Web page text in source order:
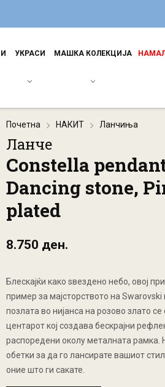
УКРАСИ МАШКА КОЛЕКЦИЈА
Почетна НАКИТ Ланчиња
Ланче
Constella
Dancing stone,
plated
8.750 ден.
Блескајќи како ѕвездено небо, овој
пример за мајсторството на Swarovski
позлата во нијанса на розово злато
центарот кој создава бескрајни
распоредени околу металната рамка.
обетки за да го лансирате вашиот
оние што ги сакате.